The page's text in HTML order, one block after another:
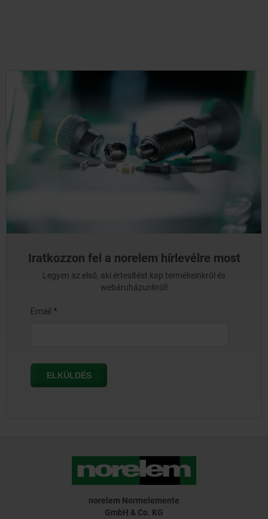
Iratkozzon fel a norelem hírlevélre most
Legyen az első, aki értesítést kap termékeinkről és
webáruházunkról!
norelem Normelemente
GmbH & Co. KG